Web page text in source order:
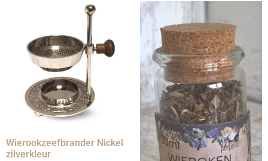
Wierookzeefbrander Nickel
zilverkleur